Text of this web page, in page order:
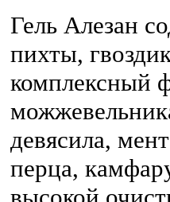
Гель Алезан
пихты,
комплексный
девясила,
перца,